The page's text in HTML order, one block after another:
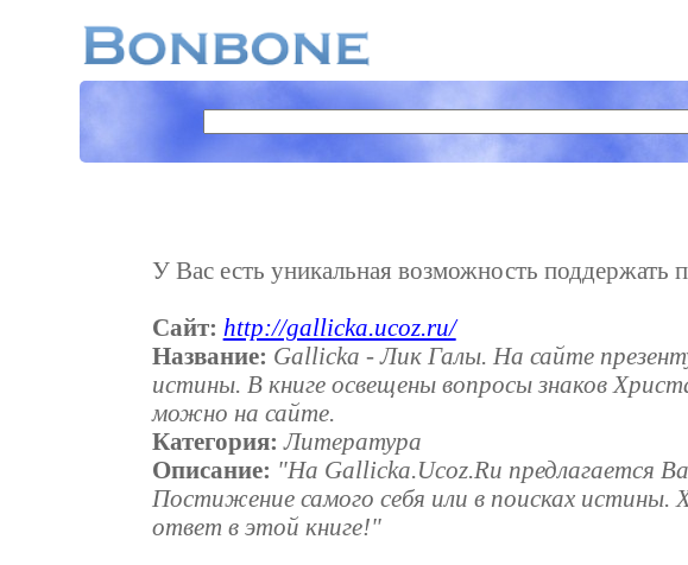
У Вас есть уникальная возможность поддержать
Сайт: http://gallicka.ucoz.ru/
Название: Gallicka - Лик Галы. На сайте
истины. В книге освещены вопросы знаков
можно на сайте.
Категория: Литература
Описание: "На Gallicka.Ucoz.Ru предлагается
Постижение самого себя или в поисках
ответ в этой книге!"